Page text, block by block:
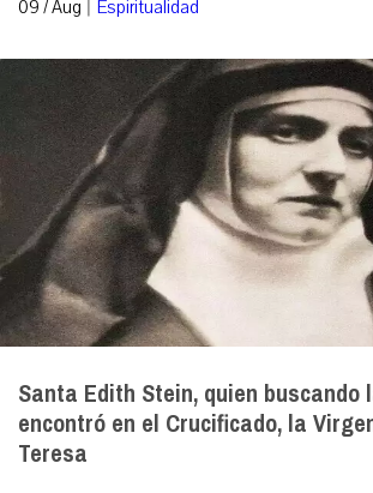
09 / Aug
Espiritualidad
Santa Edith Stein, quien buscando
encontró en el Crucificado, la
Teresa